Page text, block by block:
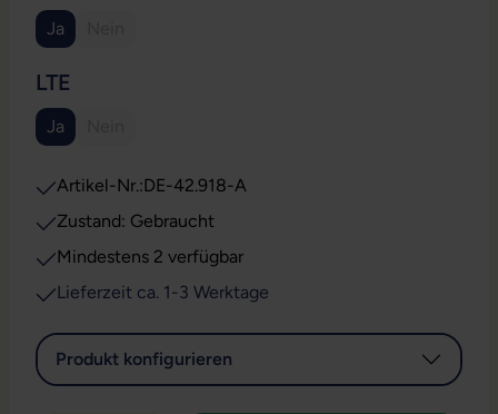
Ja
LTE
Ja
Artikel-Nr.:DE-42.918-A
Zustand: Gebraucht
Mindestens 2 verfügbar
Lieferzeit ca. 1-3 Werktage
Produkt konfigurieren